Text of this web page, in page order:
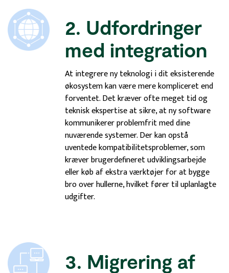
2. Udfordringer
med integration
At integrere ny teknologi i dit eksisterende
økosystem kan være mere kompliceret end
forventet. Det kræver ofte meget tid og
teknisk ekspertise at sikre, at ny software
kommunikerer problemfrit med dine
nuværende systemer. Der kan opstå
uventede kompatibilitetsproblemer, som
kræver brugerdefineret udviklingsarbejde
eller køb af ekstra værktøjer for at bygge
bro over hullerne, hvilket fører til uplanlagte
udgifter.
3. Migrering af